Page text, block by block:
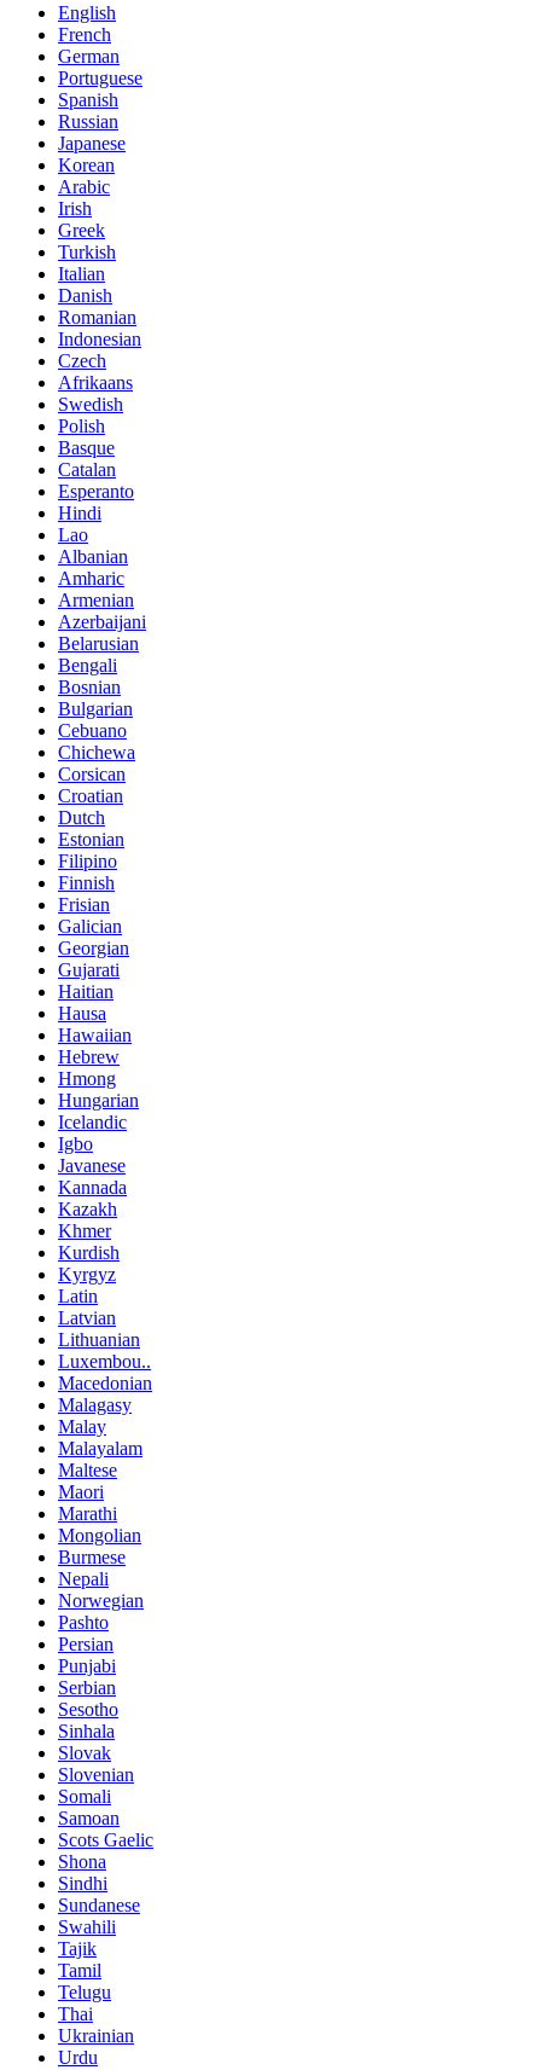
English
French
German
Portuguese
Spanish
Russian
Japanese
Korean
Arabic
Irish
Greek
Turkish
Italian
Danish
Romanian
Indonesian
Czech
Afrikaans
Swedish
Polish
Basque
Catalan
Esperanto
Hindi
Lao
Albanian
Amharic
Armenian
Azerbaijani
Belarusian
Bengali
Bosnian
Bulgarian
Cebuano
Chichewa
Corsican
Croatian
Dutch
Estonian
Filipino
Finnish
Frisian
Galician
Georgian
Gujarati
Haitian
Hausa
Hawaiian
Hebrew
Hmong
Hungarian
Icelandic
Igbo
Javanese
Kannada
Kazakh
Khmer
Kurdish
Kyrgyz
Latin
Latvian
Lithuanian
Luxembou..
Macedonian
Malagasy
Malay
Malayalam
Maltese
Maori
Marathi
Mongolian
Burmese
Nepali
Norwegian
Pashto
Persian
Punjabi
Serbian
Sesotho
Sinhala
Slovak
Slovenian
Somali
Samoan
Scots Gaelic
Shona
Sindhi
Sundanese
Swahili
Tajik
Tamil
Telugu
Thai
Ukrainian
Urdu